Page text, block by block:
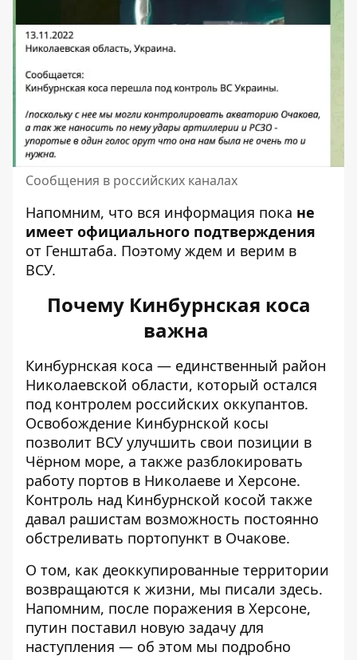
Сообщения в российских каналах
Напомним, что вся информация пока не
имеет официального подтверждения
от Генштаба. Поэтому ждем и верим в
ВСУ.
Почему Кинбурнская коса
важна
Кинбурнская коса — единственный район
Николаевской области, который остался
под контролем российских оккупантов.
Освобождение Кинбурнской косы
позволит ВСУ улучшить свои позиции в
Чёрном море, а также разблокировать
работу портов в Николаеве и Херсоне.
Контроль над Кинбурнской косой также
давал рашистам возможность постоянно
обстреливать портопункт в Очакове.
О том, как деоккупированные территории
возвращаются к жизни, мы писали здесь.
Напомним, после поражения в Херсоне,
путин поставил новую задачу для
наступления — об этом мы подробно